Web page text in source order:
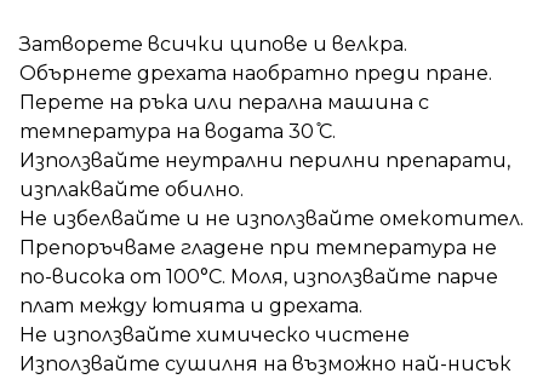
Затворете всички ципове и велкра.
Обърнете дрехата наобратно преди пране.
Перете на ръка или перална машина с
температура на водата 30 ̊С.
Използвайте неутрални перилни препарати,
изплаквайте обилно.
Не избелвайте и не използвайте омекотител.
Препоръчваме гладене при температура не
по-висока от 100°C. Моля, използвайте парче
плат между ютията и дрехата.
Не използвайте химическо чистене
Използвайте сушилня на възможно най-нисък